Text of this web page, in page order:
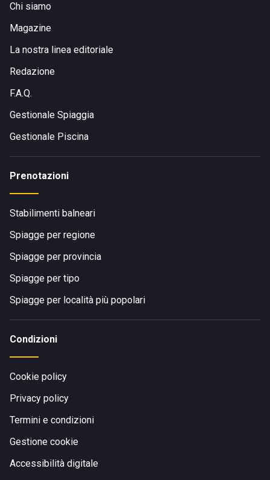
Chi siamo
Magazine
La nostra linea editoriale
Redazione
F.A.Q.
Gestionale Spiaggia
Gestionale Piscina
Prenotazioni
Stabilimenti balneari
Spiagge per regione
Spiagge per provincia
Spiagge per tipo
Spiagge per località più popolari
Condizioni
Cookie policy
Privacy policy
Termini e condizioni
Gestione cookie
Accessibilità digitale